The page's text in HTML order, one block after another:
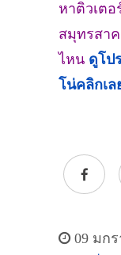
หาติวเต
สมุทรสา
ไหน ดูโป
โน่คลิกเล
09 มกร